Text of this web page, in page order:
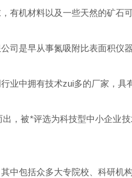
机材料以及一些天然的矿石
是早从事氮吸附比表面积仪
中拥有技术zui多的厂家，具
被*评选为科技型中小企业技
包括众多大专院校、科研机